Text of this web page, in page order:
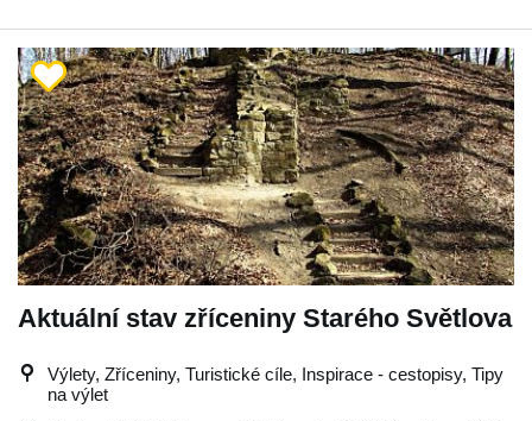
Aktuální stav zříceniny Starého Světlova
Výlety, Zříceniny, Turistické cíle, Inspirace - cestopisy, Tipy
na výlet